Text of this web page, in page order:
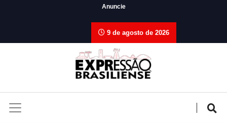
Anuncie
9 de agosto de 2026